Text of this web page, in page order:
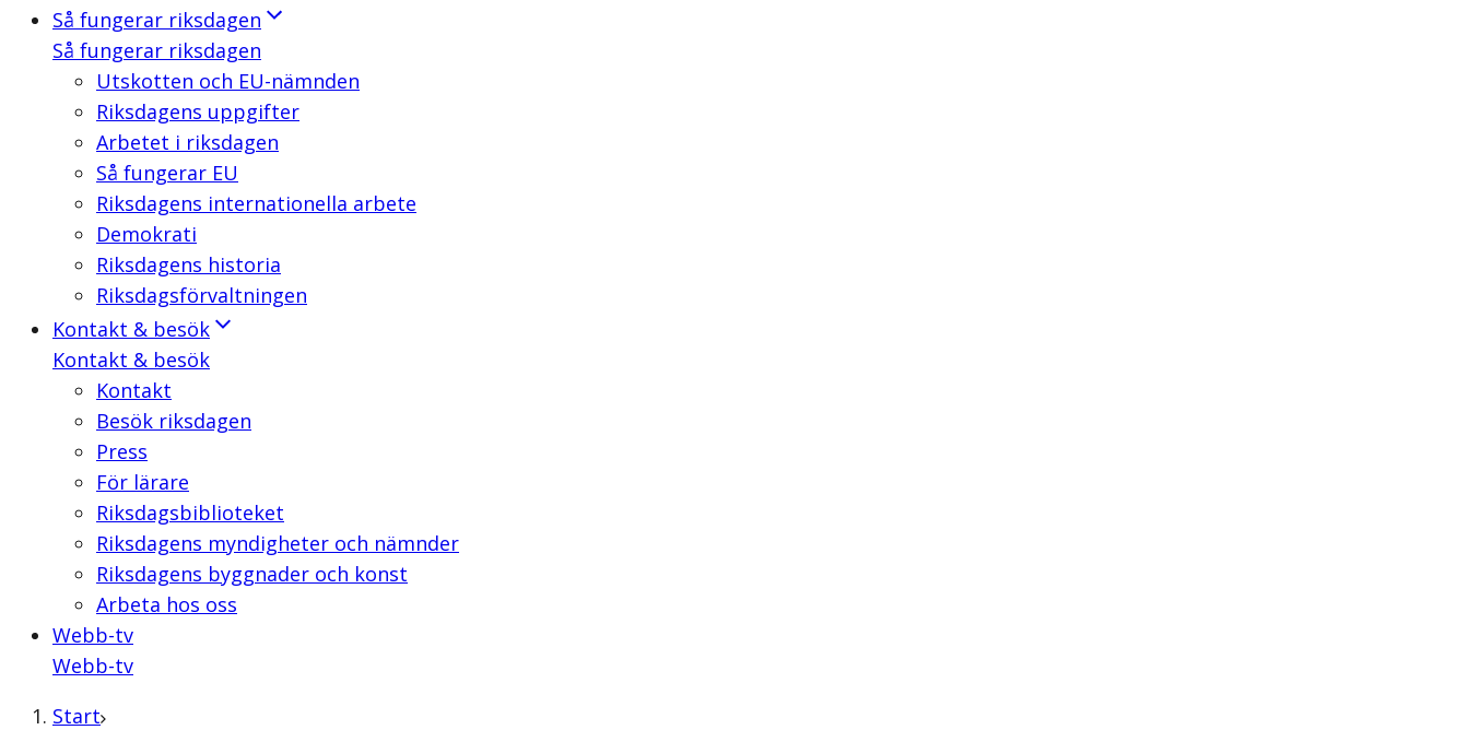
Så fungerar riksdagen
Så fungerar riksdagen
Utskotten och EU-nämnden
Riksdagens uppgifter
Arbetet i riksdagen
Så fungerar EU
Riksdagens internationella arbete
Demokrati
Riksdagens historia
Riksdagsförvaltningen
Kontakt & besök
Kontakt & besök
Kontakt
Besök riksdagen
Press
För lärare
Riksdagsbiblioteket
Riksdagens myndigheter och nämnder
Riksdagens byggnader och konst
Arbeta hos oss
Webb-tv
Webb-tv
Start